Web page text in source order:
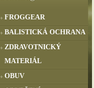
FROGGEAR
BALISTICKÁ OCHRANA
ZDRAVOTNICKÝ
MATERIÁL
OBUV